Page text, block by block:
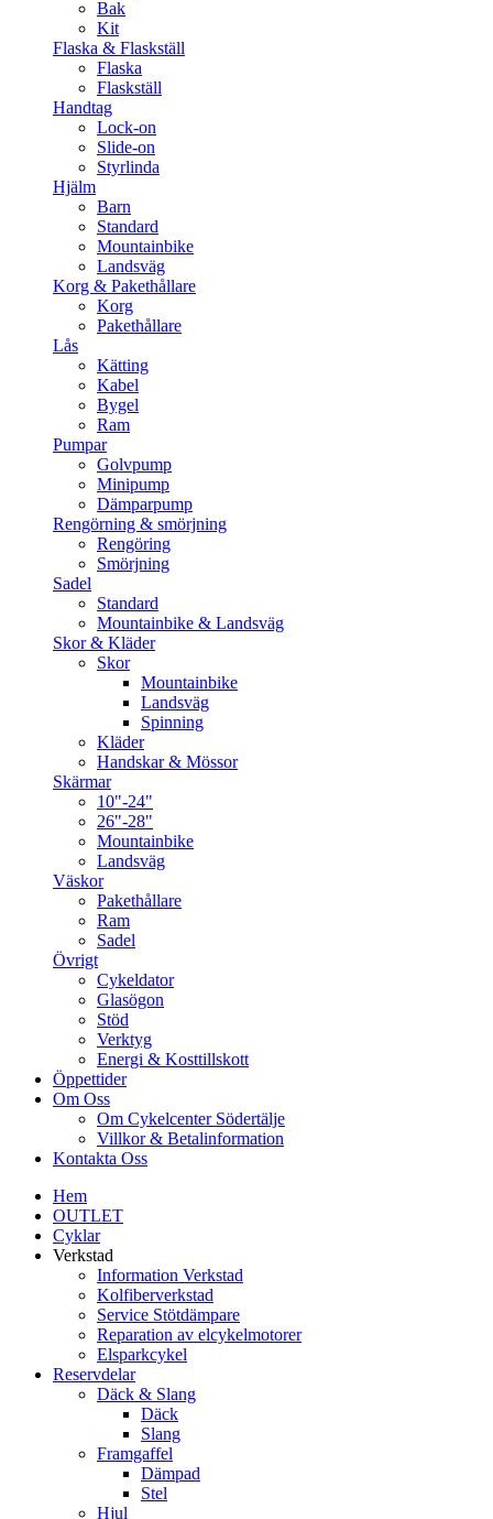
Bak
Kit
Flaska & Flaskställ
Flaska
Flaskställ
Handtag
Lock-on
Slide-on
Styrlinda
Hjälm
Barn
Standard
Mountainbike
Landsväg
Korg & Pakethållare
Korg
Pakethållare
Lås
Kätting
Kabel
Bygel
Ram
Pumpar
Golvpump
Minipump
Dämparpump
Rengörning & smörjning
Rengöring
Smörjning
Sadel
Standard
Mountainbike & Landsväg
Skor & Kläder
Skor
Mountainbike
Landsväg
Spinning
Kläder
Handskar & Mössor
Skärmar
10"-24"
26"-28"
Mountainbike
Landsväg
Väskor
Pakethållare
Ram
Sadel
Övrigt
Cykeldator
Glasögon
Stöd
Verktyg
Energi & Kosttillskott
Öppettider
Om Oss
Om Cykelcenter Södertälje
Villkor & Betalinformation
Kontakta Oss
Hem
OUTLET
Cyklar
Verkstad
Information Verkstad
Kolfiberverkstad
Service Stötdämpare
Reparation av elcykelmotorer
Elsparkcykel
Reservdelar
Däck & Slang
Däck
Slang
Framgaffel
Dämpad
Stel
Hjul